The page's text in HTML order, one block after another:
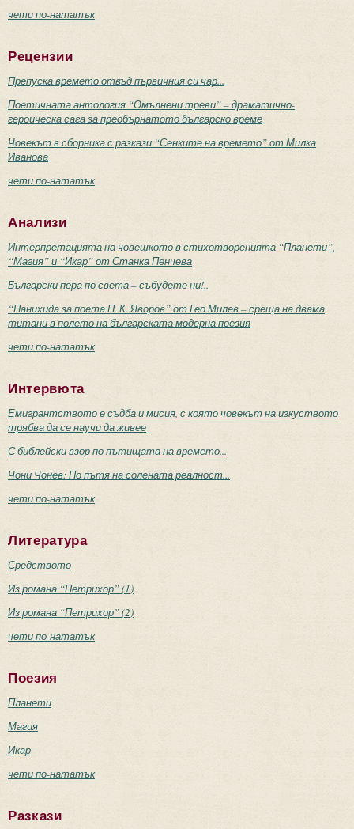
чети по-нататък
Рецензии
Препуска времето отвъд първичния си чар...
Поетичната антология “Омълнени треви” – драматично-
героическа сага за преобърнатото българско време
Човекът в сборника с разкази “Сенките на времето” от Милка
Иванова
чети по-нататък
Анализи
Интерпретацията на човешкото в стихотворенията “Планети”,
“Магия” и “Икар” от Станка Пенчева
Български пера по света – събудете ни!..
“Панихида за поета П. К. Яворов” от Гео Милев – среща на двама
титани в полето на българската модерна поезия
чети по-нататък
Интервюта
Емигрантството е съдба и мисия, с която човекът на изкуството
трябва да се научи да живее
С библейски взор по пътищата на времето...
Чони Чонев: По пътя на солената реалност...
чети по-нататък
Литература
Средството
Из романа “Петрихор” (1)
Из романа “Петрихор” (2)
чети по-нататък
Поезия
Планети
Магия
Икар
чети по-нататък
Разкази